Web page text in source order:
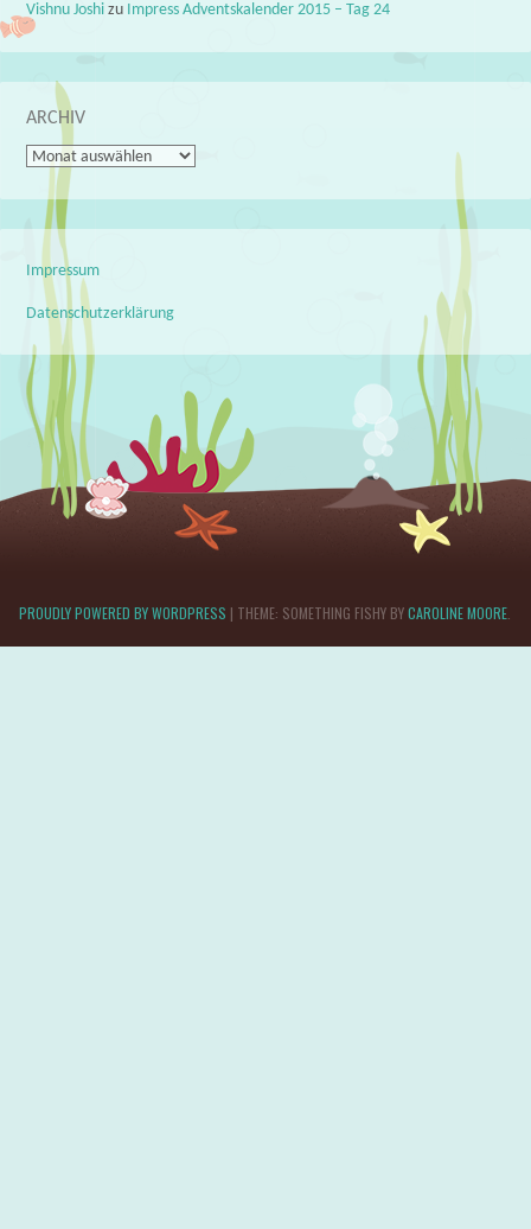
Vishnu Joshi zu Impress Adventskalender 2015 – Tag 24
ARCHIV
Archiv
Impressum
Datenschutzerklärung
PROUDLY POWERED BY WORDPRESS | THEME: SOMETHING FISHY BYCAROLINE MOORE